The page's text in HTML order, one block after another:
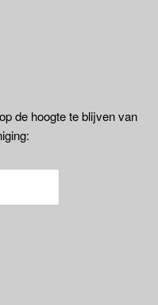
de hoogte te blijven van